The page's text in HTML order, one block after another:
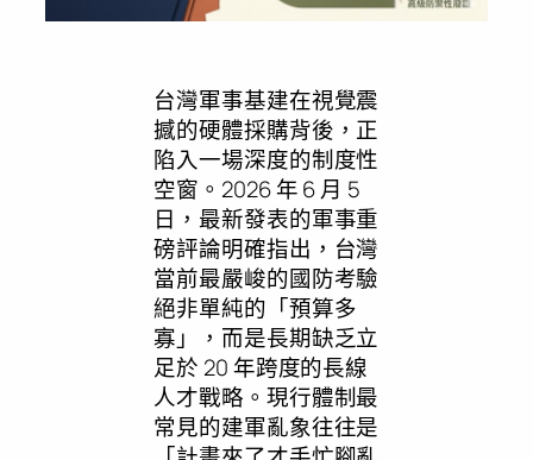
台灣軍事基建在視覺震
撼的硬體採購背後，正
陷入一場深度的制度性
空窗。2026 年 6 月 5
日，最新發表的軍事重
磅評論明確指出，台灣
當前最嚴峻的國防考驗
絕非單純的「預算多
寡」，而是長期缺乏立
足於 20 年跨度的長線
人才戰略。現行體制最
常見的建軍亂象往往是